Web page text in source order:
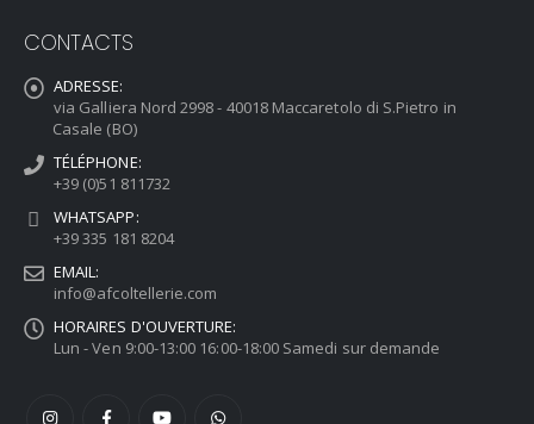
CONTACTS
ADRESSE:
via Galliera Nord 2998 - 40018 Maccaretolo di S.Pietro in
Casale (BO)
TÉLÉPHONE:
+39 (0)51 811732
WHATSAPP:
+39 335 181 8204
EMAIL:
info@afcoltellerie.com
HORAIRES D'OUVERTURE:
Lun - Ven 9:00-13:00 16:00-18:00 Samedi sur demande